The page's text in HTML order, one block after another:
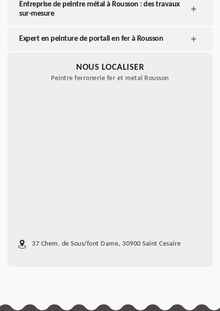
Entreprise de peintre métal à Rousson : des travaux
sur-mesure
Expert en peinture de portail en fer à Rousson
NOUS LOCALISER
Peintre ferronerie fer et metal Rousson
37 Chem. de Sous/font Dame, 30900 Saint Cesaire